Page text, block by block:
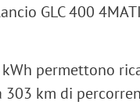
GLC 400
permettono
303 km di